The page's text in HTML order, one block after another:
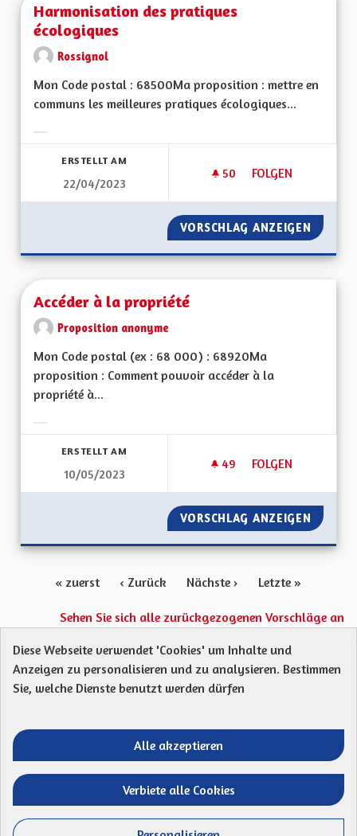
Harmonisation des pratiques
écologiques
Rossignol
Mon Code postal : 68500Ma proposition : mettre en
communs les meilleures pratiques écologiques...
ERSTELLT AM
22/04/2023
50 50 FOLLOWER
FOLGEN
HARMONISATION
VORSCHLAG ANZEIGEN
Accéder à la propriété
Proposition anonyme
Mon Code postal (ex : 68 000) : 68920Ma
proposition : Comment pouvoir accéder à la
propriété à...
ERSTELLT AM
10/05/2023
49 49 FOLLOWER
FOLGEN
ACCÉDER À LA
VORSCHLAG ANZEIGEN
« zuerst ‹ Zurück Nächste › Letzte »
Sehen Sie sich alle zurückgezogenen Vorschläge an
Protection des Données
Charte de contribution
Mentions légales
Was sind Gremien?
Standardtitel für initiatives
Open Data Dateien herunterladen
Entre vos mains - Collectivité
Entre vos mains - Collectivité
Entre vos mains - Collectivité
Entre vos mains -
Website mitfreier Software erstellt
.
Diese Webseite verwendet 'Cookies' um Inhalte und
Anzeigen zu personalisieren und zu analysieren. Bestimmen
Sie, welche Dienste benutzt werden dürfen
Alle akzeptieren
Verbiete alle Cookies